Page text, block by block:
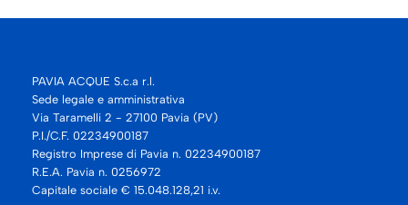
PAVIA ACQUE S.c.a r.l.
Sede legale e amministrativa
Via Taramelli 2 - 27100 Pavia (PV)
P.I./C.F. 02234900187
Registro Imprese di Pavia n. 02234900187
R.E.A. Pavia n. 0256972
Capitale sociale € 15.048.128,21 i.v.